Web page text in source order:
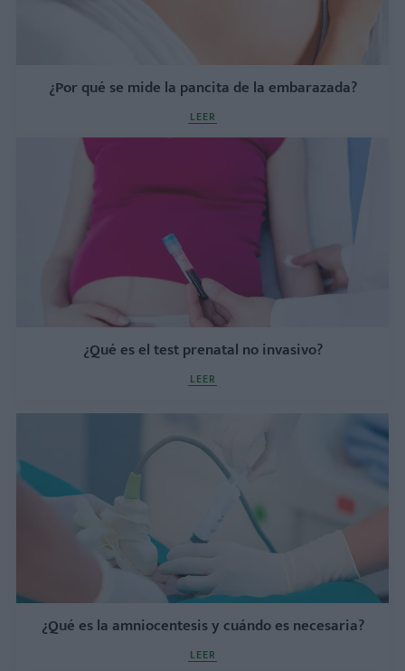
¿Por qué se mide la pancita de la embarazada?
LEER
¿Qué es el test prenatal no invasivo?
LEER
¿Qué es la amniocentesis y cuándo es necesaria?
LEER